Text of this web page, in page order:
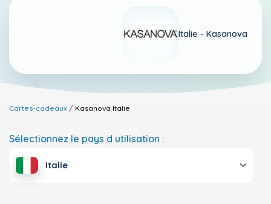
Italie - Kasanova
Cartes-cadeaux Kasanova Italie
Sélectionnez le pays d utilisation :
Italie